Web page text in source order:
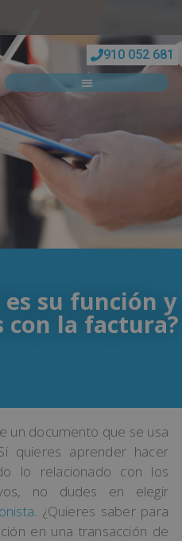
910 052 681
su función y
con la factura?
un documento que se usa
quieres aprender hacer
lo relacionado con los
no dudes en elegir
. ¿Quieres saber para
en una transacción de